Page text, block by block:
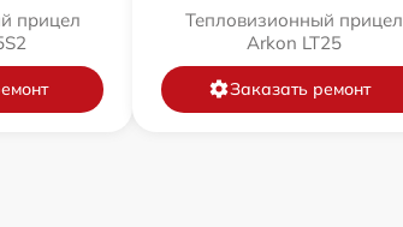
прицел
Тепловизионный прицел
Arkon LT25
Заказать ремонт